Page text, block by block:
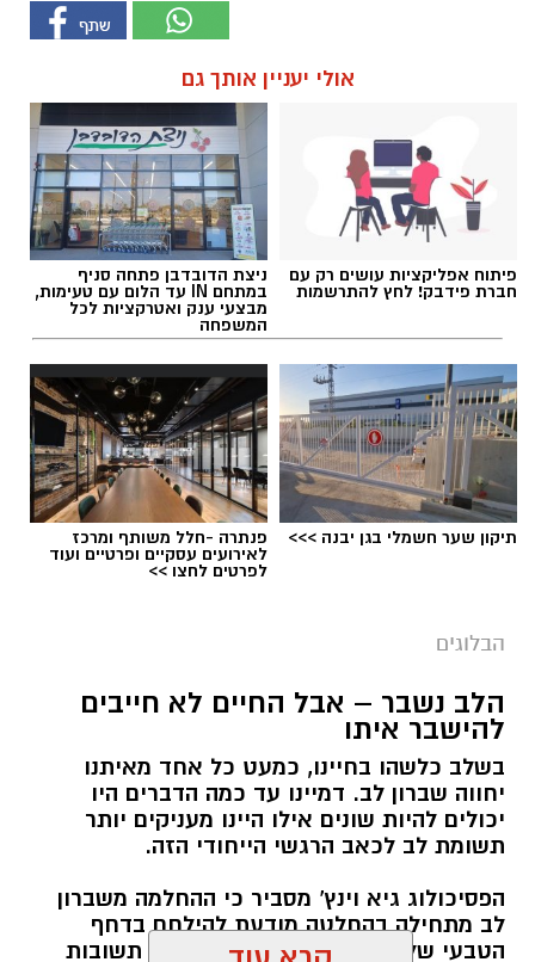
אולי יעניין אותך גם
פיתוח אפליקציות עושים רק עם
חברת פידבק! לחץ להתרשמות
ניצת הדובדבן פתחה סניף
במתחם IN עד הלום עם טעימות,
מבצעי ענק ואטרקציות לכל
המשפחה
תיקון שער חשמלי בגן יבנה >>> פנתרה -חלל משותף ומרכז
לאירועים עסקיים ופרטיים ועוד
לפרטים לחצו >>
הבלוגים
הלב נשבר – אבל החיים לא חייבים
להישבר איתו
בשלב כלשהו בחיינו, כמעט כל אחד מאיתנו
יחווה שברון לב. דמיינו עד כמה הדברים היו
יכולים להיות שונים אילו היינו מעניקים יותר
תשומת לב לכאב הרגשי הייחודי הזה.
הפסיכולוג גיא וינץ' מסביר כי ההחלמה משברון
לב מתחילה בהחלטה מודעת להילחם בדחף
הטבעי שלנו לייפות את העבר ולחפש תשובות